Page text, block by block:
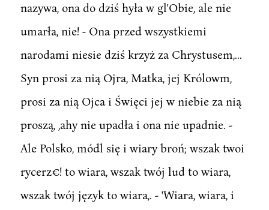
nazywa, ona do dziś hyła w gl'Obie, ale nie
umarła, nie! - Ona przed wszystkiemi
narodami niesie dziś krzyż za Chrystusem,...
Syn prosi za nią Ojra, Matka, jej Królowm,
prosi za nią Ojca i Święci jej w niebie za nią
proszą, ,ahy nie upadła i ona nie upadnie. -
Ale Polsko, módl się i wiary broń; wszak twoi
rycerz€! to wiara, wszak twój lud to wiara,
wszak twój język to wiara,. - 'Wiara, wiara, i